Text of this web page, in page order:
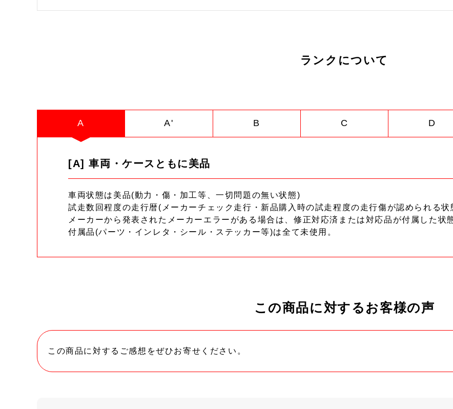
ランクについて
A A' B C D
[A] 車両・ケースともに美品
車両状態は美品(動力・傷・加工等、一切問題の無い状態)
試走数回程度の走行暦(メーカーチェック走行・新品購入時の試走程度の走行傷が認められる状
メーカーから発表されたメーカーエラーがある場合は、修正対応済または対応品が付属した状
付属品(パーツ・インレタ・シール・ステッカー等)は全て未使用。
この商品に対するお客様の声
この商品に対するご感想をぜひお寄せください。